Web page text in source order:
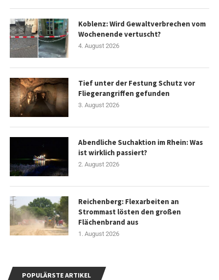
Koblenz: Wird Gewaltverbrechen vom
Wochenende vertuscht?
4. August 2026
Tief unter der Festung Schutz vor
Fliegerangriffen gefunden
3. August 2026
Abendliche Suchaktion im Rhein: Was
ist wirklich passiert?
2. August 2026
Reichenberg: Flexarbeiten an
Strommast lösten den großen
Flächenbrand aus
1. August 2026
POPULÄRSTE ARTIKEL